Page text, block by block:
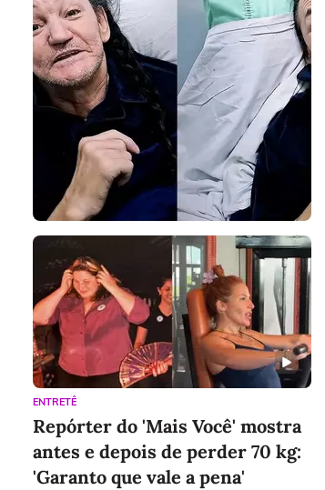
ENTRETÊ
Repórter do 'Mais Você' mostra
antes e depois de perder 70 kg:
'Garanto que vale a pena'